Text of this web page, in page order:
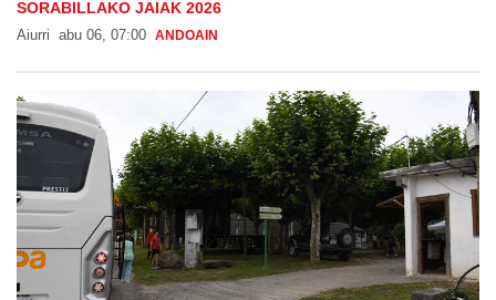
SORABILLAKO JAIAK 2026
Aiurri abu 06, 07:00 ANDOAIN